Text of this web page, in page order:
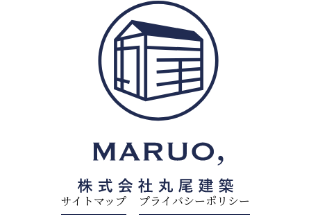
サイトマップ プライバシーポリシー